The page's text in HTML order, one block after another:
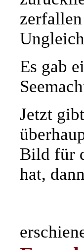
Es gab
Jetzt
Bild für
hat,